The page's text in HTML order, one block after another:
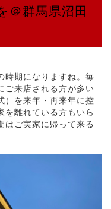
＠群馬県沼田
時期になりますね。毎
ご来店される方が多い
）を来年・再来年に控
を離れている方もいら
はご実家に帰って来る